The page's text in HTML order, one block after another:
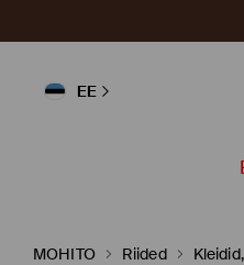
EE
MOHITO Riided